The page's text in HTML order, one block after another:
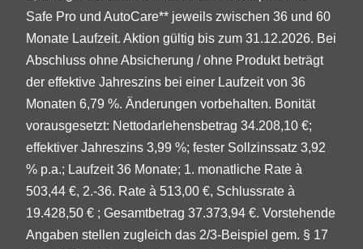
Safe Pro und AutoCare** jeweils zwischen 36 und 60
Monate Laufzeit. Aktion gültig bis zum 31.12.2026. Bei
Abschluss ohne Absicherung / ohne Produkt beträgt
der effektive Jahreszins bei einer Laufzeit von 36
Monaten 6,79 %. Änderungen vorbehalten. Bonität
vorausgesetzt: Nettodarlehensbetrag 34.208,10 €;
effektiver Jahreszins 3,99 %; fester Sollzinssatz 3,92
% p.a.; Laufzeit 36 Monate; 1. monatliche Rate à
503,44 €, 2.-36. Rate à 513,00 €, Schlussrate à
19.428,50 € ; Gesamtbetrag 37.373,94 €. Vorstehende
Angaben stellen zugleich das 2/3-Beispiel gem. § 17